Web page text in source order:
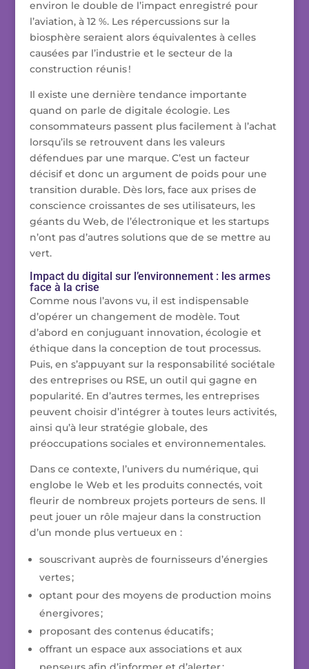
environ le double de l’impact enregistré pour
l’aviation, à 12 %. Les répercussions sur la
biosphère seraient alors équivalentes à celles
causées par l’industrie et le secteur de la
construction réunis !
Il existe une dernière tendance importante
quand on parle de digitale écologie. Les
consommateurs passent plus facilement à l’achat
lorsqu’ils se retrouvent dans les valeurs
défendues par une marque. C’est un facteur
décisif et donc un argument de poids pour une
transition durable. Dès lors, face aux prises de
conscience croissantes de ses utilisateurs, les
géants du Web, de l’électronique et les startups
n’ont pas d’autres solutions que de se mettre au
vert.
Impact du digital sur l’environnement : les armes
face à la crise
Comme nous l’avons vu, il est indispensable
d’opérer un changement de modèle. Tout
d’abord en conjuguant innovation, écologie et
éthique dans la conception de tout processus.
Puis, en s’appuyant sur la responsabilité sociétale
des entreprises ou RSE, un outil qui gagne en
popularité. En d’autres termes, les entreprises
peuvent choisir d’intégrer à toutes leurs activités,
ainsi qu’à leur stratégie globale, des
préoccupations sociales et environnementales.
Dans ce contexte, l’univers du numérique, qui
englobe le Web et les produits connectés, voit
fleurir de nombreux projets porteurs de sens. Il
peut jouer un rôle majeur dans la construction
d’un monde plus vertueux en :
souscrivant auprès de fournisseurs d’énergies
vertes ;
optant pour des moyens de production moins
énergivores ;
proposant des contenus éducatifs ;
offrant un espace aux associations et aux